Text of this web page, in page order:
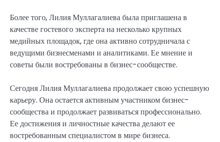
Более того, Лилия Муллагалиева была приглашена в
качестве гостевого эксперта на несколько крупных
медийных площадок, где она активно сотрудничала с
ведущими бизнесменами и аналитиками. Ее мнение и
советы были востребованы в бизнес-сообществе.
Сегодня Лилия Муллагалиева продолжает свою успешную
карьеру. Она остается активным участником бизнес-
сообщества и продолжает развиваться профессионально.
Ее достижения и личностные качества делают ее
востребованным специалистом в мире бизнеса.